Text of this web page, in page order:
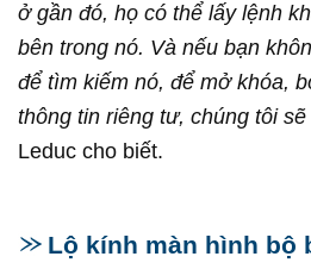
ở gần đó, họ có thể lấy lệnh
bên trong nó. Và nếu bạn
để tìm kiếm nó, để mở khóa,
thông tin riêng tư, chúng tôi
Leduc cho biết.
Lộ kính màn hình bộ